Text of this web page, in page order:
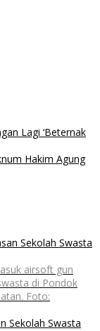
Lagi ‘Beternak
Hakim Agung
airsoft gun
di Pondok
Foto:
Sekolah Swasta